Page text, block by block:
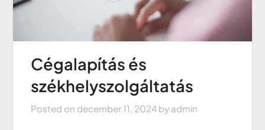
Cégalapítás és
székhelyszolgáltatás
Posted on december 11, 2024 by admin